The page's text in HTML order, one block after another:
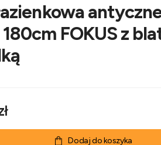
FOKUS z
Dodaj do koszyka